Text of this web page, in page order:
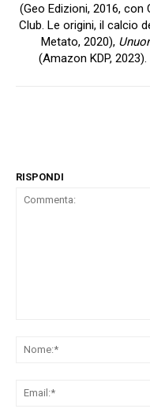
(Geo Edizioni, 2016,
Club. Le origini, il calcio
Metato, 2020),
(Amazon KDP,
RISPONDI